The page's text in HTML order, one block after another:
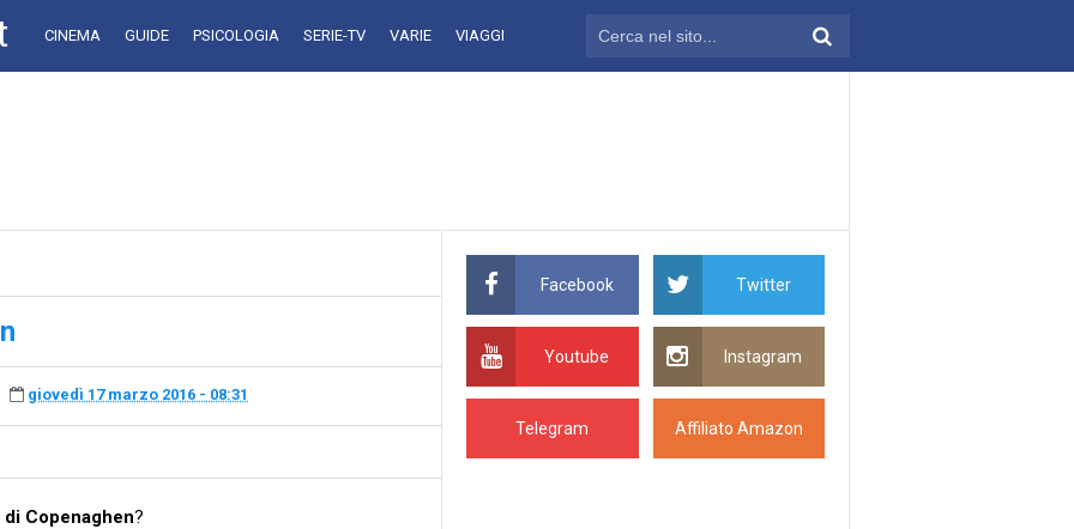
CINEMA GUIDE PSICOLOGIA SERIE-TV VARIE VIAGGI
giovedì 17 marzo 2016 - 08:31
di Copenaghen?
Facebook Twitter
Youtube Instagram
Telegram Affiliato Amazon